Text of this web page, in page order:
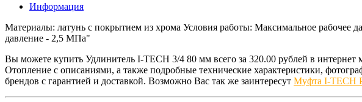
Информация
Материалы: латунь c покрытием из хрома Условия работы: Максимальное
давление - 2,5 МПа"
Вы можете купить Удлинитель I-TECH 3/4 80 мм всего за 320.00 рублей в
Отопление с описаниями, а также подробные технические характеристики,
брендов с гарантией и доставкой. Возможно Вас так же заинтересут Муфта I-TECH